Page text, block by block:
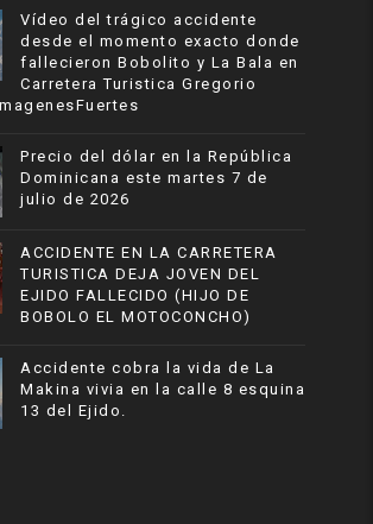
Vídeo del trágico accidente
desde el momento exacto donde
fallecieron Bobolito y La Bala en
Carretera Turistica Gregorio
Precio del dólar en la República
Dominicana este martes 7 de
julio de 2026
ACCIDENTE EN LA CARRETERA
TURISTICA DEJA JOVEN DEL
EJIDO FALLECIDO (HIJO DE
BOBOLO EL MOTOCONCHO)
Accidente cobra la vida de La
Makina vivia en la calle 8 esquina
13 del Ejido.